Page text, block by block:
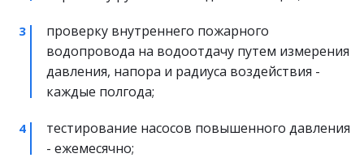
проверку внутреннего пожарного
водопровода на водоотдачу путем измерения
давления, напора и радиуса воздействия -
каждые полгода;
тестирование насосов повышенного давления
- ежемесячно;